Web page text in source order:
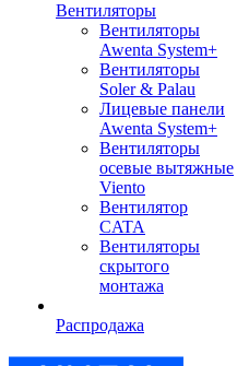
Вентиляторы
Вентиляторы
Awenta System+
Вентиляторы
Soler & Palau
Лицевые панели
Awenta System+
Вентиляторы
осевые вытяжные
Viento
Вентилятор
CATA
Вентиляторы
скрытого
монтажа
Распродажа